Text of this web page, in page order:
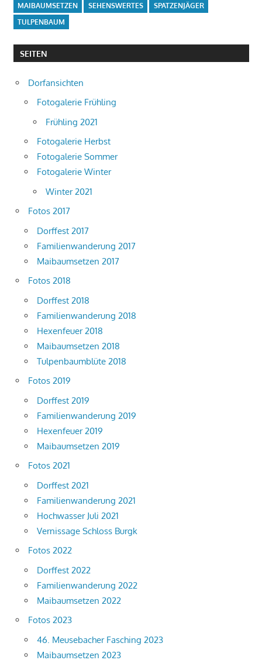
MAIBAUMSETZEN
SEHENSWERTES
SPATZENJÄGER
TULPENBAUM
SEITEN
Dorfansichten
Fotogalerie Frühling
Frühling 2021
Fotogalerie Herbst
Fotogalerie Sommer
Fotogalerie Winter
Winter 2021
Fotos 2017
Dorffest 2017
Familienwanderung 2017
Maibaumsetzen 2017
Fotos 2018
Dorffest 2018
Familienwanderung 2018
Hexenfeuer 2018
Maibaumsetzen 2018
Tulpenbaumblüte 2018
Fotos 2019
Dorffest 2019
Familienwanderung 2019
Hexenfeuer 2019
Maibaumsetzen 2019
Fotos 2021
Dorffest 2021
Familienwanderung 2021
Hochwasser Juli 2021
Vernissage Schloss Burgk
Fotos 2022
Dorffest 2022
Familienwanderung 2022
Maibaumsetzen 2022
Fotos 2023
46. Meusebacher Fasching 2023
Maibaumsetzen 2023